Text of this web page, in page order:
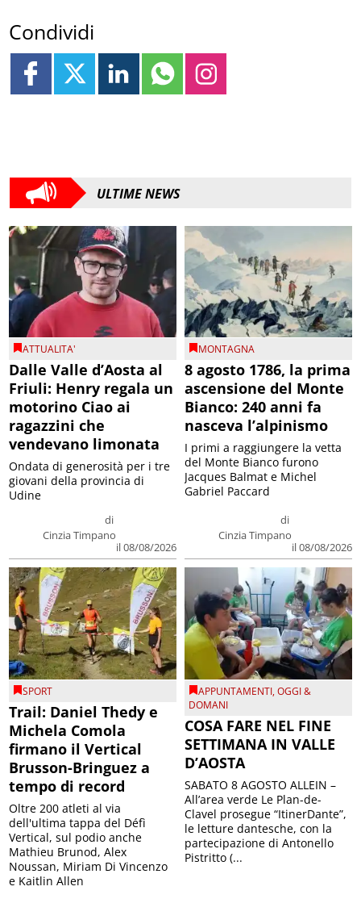
Condividi
ULTIME NEWS
ATTUALITA'
Dalle Valle d’Aosta al
Friuli: Henry regala un
motorino Ciao ai
ragazzini che
vendevano limonata
di
Cinzia Timpano
il 08/08/2026
Ondata di generosità per i tre
giovani della provincia di
Udine
MONTAGNA
8 agosto 1786, la prima
ascensione del Monte
Bianco: 240 anni fa
nasceva l’alpinismo
di
Cinzia Timpano
il 08/08/2026
I primi a raggiungere la vetta
del Monte Bianco furono
Jacques Balmat e Michel
Gabriel Paccard
SPORT
Trail: Daniel Thedy e
Michela Comola
firmano il Vertical
Brusson-Bringuez a
tempo di record
Oltre 200 atleti al via
dell'ultima tappa del Défì
Vertical, sul podio anche
Mathieu Brunod, Alex
Noussan, Miriam Di Vincenzo
e Kaitlin Allen
APPUNTAMENTI,OGGI &
DOMANI
COSA FARE NEL FINE
SETTIMANA IN VALLE
D’AOSTA
SABATO 8 AGOSTO ALLEIN –
All’area verde Le Plan-de-
Clavel prosegue “ItinerDante”,
le letture dantesche, con la
partecipazione di Antonello
Pistritto (...